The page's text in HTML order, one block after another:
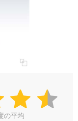
の平均